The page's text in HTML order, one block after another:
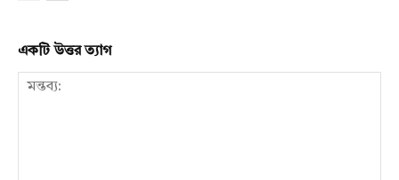
একটি উত্তর ত্যাগ